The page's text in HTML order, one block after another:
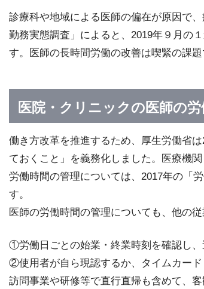
診療科や地域による医師の偏在が原因で
勤務実態調査」によると、2019年９月の
す。医師の長時間労働の改善は喫緊の課題
医院・クリニックの医師の
働き方改革を推進するため、厚生労働省
ておくこと」を義務化しました。医療機
労働時間の管理については、2017年の「
す。
医師の労働時間の管理についても、他の
①労働日ごとの始業・終業時刻を確認し、
②使用者が自ら現認するか、タイムカー
訪問事業や研修等で直行直帰も含めて、